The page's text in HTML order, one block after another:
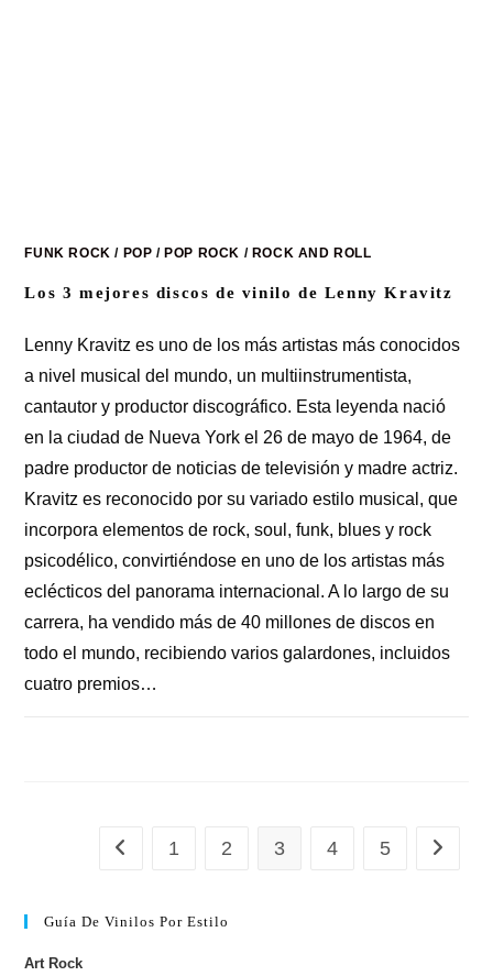
FUNK ROCK / POP /POP ROCK / ROCK AND ROLL
Los 3 mejores discos de vinilo de Lenny Kravitz
Lenny Kravitz es uno de los más artistas más conocidos
a nivel musical del mundo, un multiinstrumentista,
cantautor y productor discográfico. Esta leyenda nació
en la ciudad de Nueva York el 26 de mayo de 1964, de
padre productor de noticias de televisión y madre actriz.
Kravitz es reconocido por su variado estilo musical, que
incorpora elementos de rock, soul, funk, blues y rock
psicodélico, convirtiéndose en uno de los artistas más
eclécticos del panorama internacional. A lo largo de su
carrera, ha vendido más de 40 millones de discos en
todo el mundo, recibiendo varios galardones, incluidos
cuatro premios…
1 2 3 4 5
Guía De Vinilos Por Estilo
Art Rock